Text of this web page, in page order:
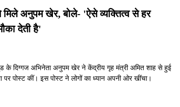
मिले अनुपम खेर, बोले- 'ऐसे व्यक्तित्व से हर
देती है'
के दिग्गज अभिनेता अनुपम खेर ने केंद्रीय गृह मंत्री अमित शाह से हुई
पोस्ट कीं। इस पोस्ट ने लोगों का ध्यान अपनी ओर खींचा।